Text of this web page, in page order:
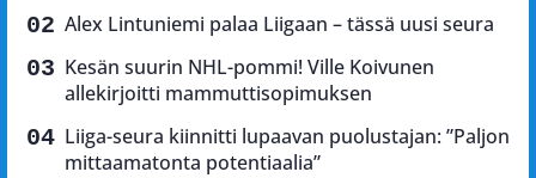
Alex Lintuniemi palaa Liigaan – tässä uusi seura
Kesän suurin NHL-pommi! Ville Koivunen
allekirjoitti mammuttisopimuksen
Liiga-seura kiinnitti lupaavan puolustajan: ”Paljon
mittaamatonta potentiaalia”